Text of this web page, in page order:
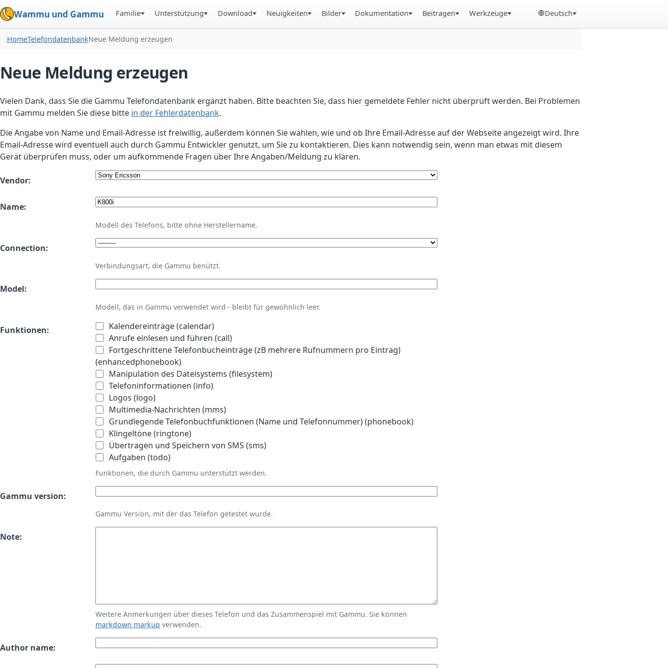
Wammu und Gammu Familie Unterstützung Download Neuigkeiten Bilder Dokumentation Beitragen Werkzeuge Deutsch
HomeTelefondatenbankNeue Meldung erzeugen
Neue Meldung erzeugen
Vielen Dank, dass Sie die Gammu Telefondatenbank ergänzt haben. Bitte beachten Sie, dass hier gemeldete Fehler nicht überprüft werden. Bei Problemen
mit Gammu melden Sie diese bitte in der Fehlerdatenbank.
Die Angabe von Name und Email-Adresse ist freiwillig, außerdem können Sie wählen, wie und ob Ihre Email-Adresse auf der Webseite angezeigt wird. Ihre
Email-Adresse wird eventuell auch durch Gammu Entwickler genutzt, um Sie zu kontaktieren. Dies kann notwendig sein, wenn man etwas mit diesem
Gerät überprüfen muss, oder um aufkommende Fragen über Ihre Angaben/Meldung zu klären.
Vendor:
Name:
Modell des Telefons, bitte ohne Herstellername.
Connection:
Verbindungsart, die Gammu benützt.
Model:
Modell, das in Gammu verwendet wird - bleibt für gewöhnlich leer.
Funktionen:
Kalendereinträge (calendar)
Anrufe einlesen und führen (call)
Fortgeschrittene Telefonbucheinträge (zB mehrere Rufnummern pro Eintrag)
(enhancedphonebook)
Manipulation des Dateisystems (filesystem)
Telefoninformationen (info)
Logos (logo)
Multimedia-Nachrichten (mms)
Grundlegende Telefonbuchfunktionen (Name und Telefonnummer) (phonebook)
Klingeltöne (ringtone)
Übertragen und Speichern von SMS (sms)
Aufgaben (todo)
Funktionen, die durch Gammu unterstützt werden.
Gammu version:
Gammu Version, mit der das Telefon getestet wurde.
Note:
Weitere Anmerkungen über dieses Telefon und das Zusammenspiel mit Gammu. Sie können
markdown markup verwenden.
Author name: